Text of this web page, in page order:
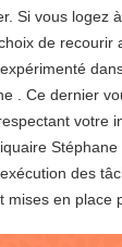
Si vous logez
de recourir
. Ce dernier
votre
des
mises en place